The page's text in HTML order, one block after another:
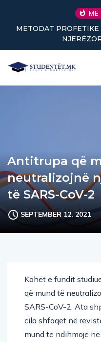
MË
Nuk keni vullnet për
Antitrupa që
neutralizojnë
të SARS-CoV-2
SEPTEMBER 12, 2021
Kohët e fundit
që mund të
SARS-CoV-2. Ata
cila shfaqet në
mund të ndihmojë